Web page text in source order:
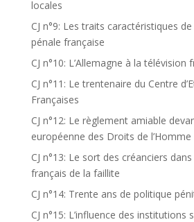
locales
CJ n°9: Les traits caractéristiques
pénale française
CJ n°10: L’Allemagne à la télévision
CJ n°11: Le trentenaire du Centre
Françaises
CJ n°12: Le règlement amiable
européenne des Droits de l’Homme
CJ n°13: Le sort des créanciers
français de la faillite
CJ n°14: Trente ans de politique
CJ n°15: L’influence des institutions